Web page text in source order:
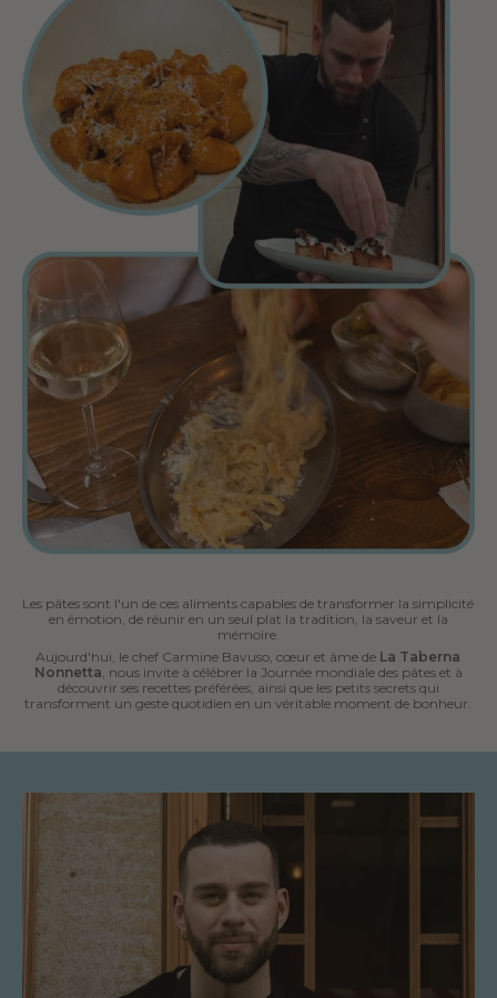
Les pâtes sont l'un de ces aliments capables de transformer la simplicité
en émotion, de réunir en un seul plat la tradition, la saveur et la
mémoire.
Aujourd'hui, le chef Carmine Bavuso, cœur et âme de La Taberna
Nonnetta , nous invite à célébrer la Journée mondiale des pâtes et à
découvrir ses recettes préférées, ainsi que les petits secrets qui
transforment un geste quotidien en un véritable moment de bonheur.